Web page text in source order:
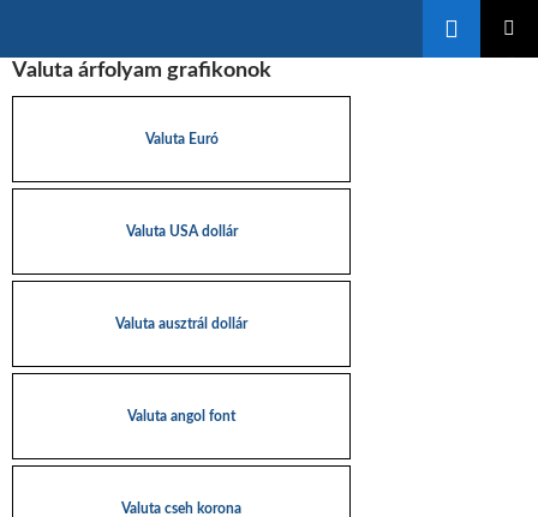
A
TARTALOMBA
Valuta árfolyam grafikonok
Valuta Euró
Valuta USA dollár
Valuta ausztrál dollár
Valuta angol font
Valuta cseh korona